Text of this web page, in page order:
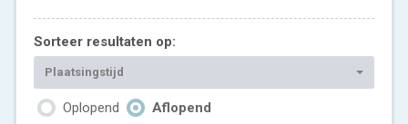
Sorteer resultaten op:
Plaatsingstijd
Oplopend Aflopend